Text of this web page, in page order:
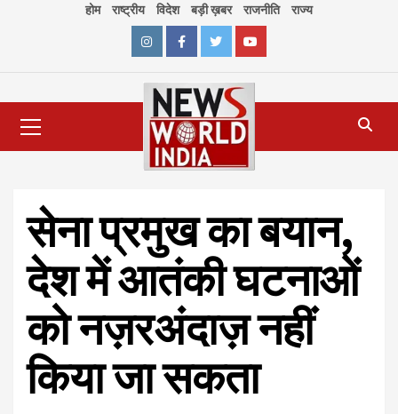
होम राष्ट्रीय विदेश बड़ी ख़बर राजनीति राज्य
InstagramFacebookTwitterYoutube
Menu
सेना प्रमुख का बयान,
देश में आतंकी घटनाओं
को नज़रअंदाज़ नहीं
किया जा सकता